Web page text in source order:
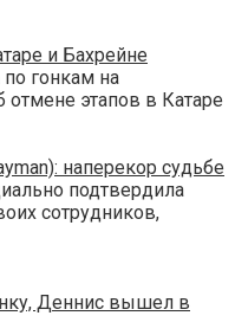
и Бахрейне
гонкам на
отмене этапов в Катаре
наперекор судьбе
подтвердила
сотрудников,
Деннис вышел в